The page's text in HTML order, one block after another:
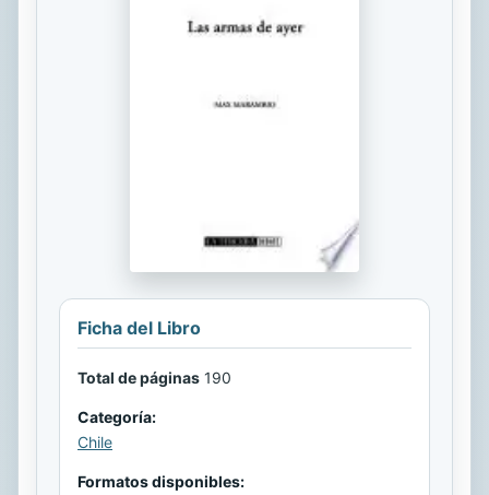
Ficha del Libro
Total de páginas 190
Categoría:
Chile
Formatos disponibles: